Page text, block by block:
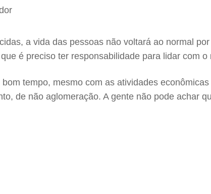
a vida das pessoas não voltará ao normal
é preciso ter responsabilidade para lidar com
tempo, mesmo com as atividades
de não aglomeração. A gente não pode achar